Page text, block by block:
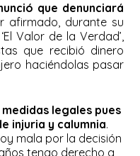
que denunciará
afirmado, durante su
Valor de la Verdad’,
que recibió dinero
haciéndolas pasar
legales pues
injuria y calumnia.
mala por la decisión
tengo derecho a